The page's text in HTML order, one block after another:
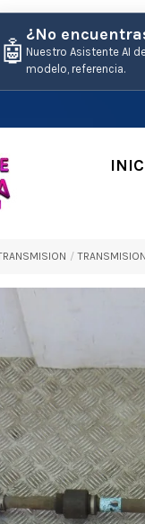
🤖
¿No
Nuestro Asistente AI
modelo, referencia.